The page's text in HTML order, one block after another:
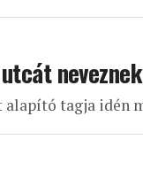
alapító tagja idén